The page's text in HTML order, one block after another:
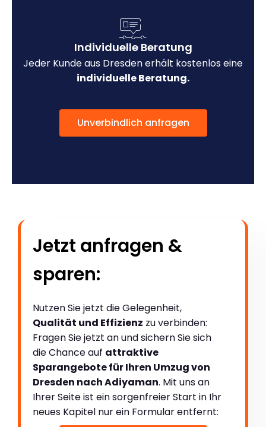
Individuelle Beratung
Jeder Kunde aus Dresden erhält kostenlos eine
individuelle Beratung.
Unverbindlich anfragen
Jetzt anfragen &
sparen:
Nutzen Sie jetzt die Gelegenheit,
Qualität und Effizienz zu verbinden:
Fragen Sie jetzt an und sichern Sie sich
die Chance auf attraktive
Sparangebote für Ihren Umzug von
Dresden nach Adiyaman. Mit uns an
Ihrer Seite ist ein sorgenfreier Start in Ihr
neues Kapitel nur ein Formular entfernt: